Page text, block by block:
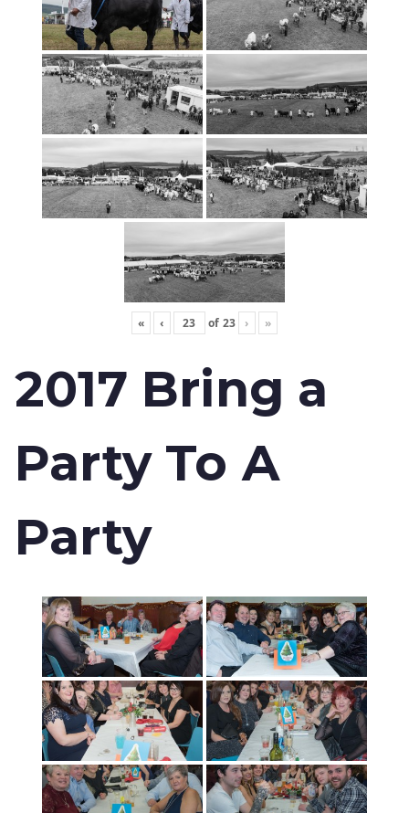
« ‹ of 23 › »
2017 Bring a
Party To A
Party